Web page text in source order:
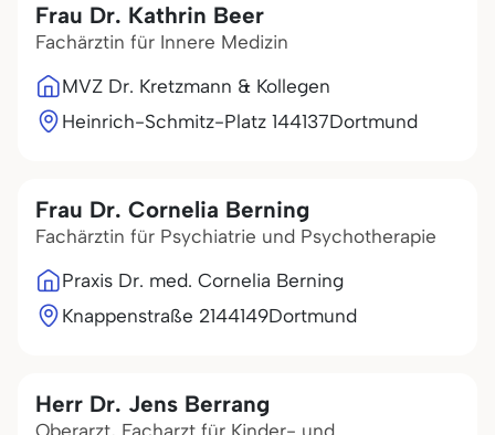
Frau Dr. Kathrin Beer
Fachärztin für Innere Medizin
MVZ Dr. Kretzmann & Kollegen
Heinrich-Schmitz-Platz 144137Dortmund
Frau Dr. Cornelia Berning
Fachärztin für Psychiatrie und Psychotherapie
Praxis Dr. med. Cornelia Berning
Knappenstraße 2144149Dortmund
Herr Dr. Jens Berrang
Oberarzt, Facharzt für Kinder- und